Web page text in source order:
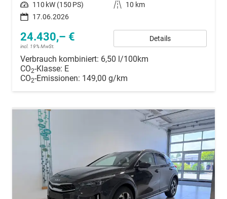
Leistung 110 kW (150 PS) Kilometerstand
10 km
17.06.2026
24.430,– €
incl. 19% MwSt.
Details
Verbrauch kombiniert: 6,50 l/100km
CO2-Klasse: E
CO2-Emissionen: 149,00 g/km